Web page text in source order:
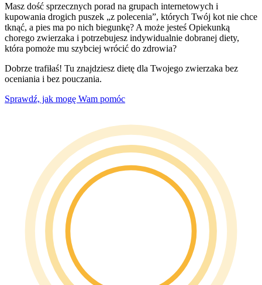
Masz dość sprzecznych porad na grupach internetowych i
kupowania drogich puszek „z polecenia”, których Twój kot nie chce
tknąć, a pies ma po nich biegunkę? A może jesteś Opiekunką
chorego zwierzaka i potrzebujesz indywidualnie dobranej diety,
która pomoże mu szybciej wrócić do zdrowia?
Dobrze trafiłaś! Tu znajdziesz dietę dla Twojego zwierzaka bez
oceniania i bez pouczania.
Sprawdź, jak mogę Wam pomóc